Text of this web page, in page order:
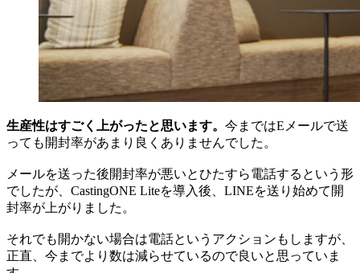
生産性はすごく上がったと思います。 今まではEメールで送
っても開封率があまり良くありませんでした。
メールを送った後開封率が悪いとひたすら電話するという形
でしたが、CastingONE Liteを導入後、LINEを送り始めて開
封率が上がりました。
それでも開かない場合は電話というアクションもしますが、
正直、今までより数は減らせているので良いと思っていま